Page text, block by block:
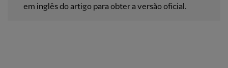
em inglês do artigo para obter a versão oficial.